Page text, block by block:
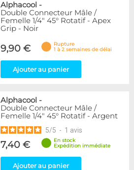
Alphacool -
Double Connecteur Mâle /
Femelle 1/4" 45° Rotatif - Apex
Grip - Noir
9,90 €
Rupture
1 à 2 semaines de délai
Ajouter au panier
Alphacool -
Double Connecteur Mâle /
Femelle 1/4" 45° Rotatif - Argent
5/5 - 1 avis
7,40 €
En stock
Expédition immédiate
Ajouter au panier